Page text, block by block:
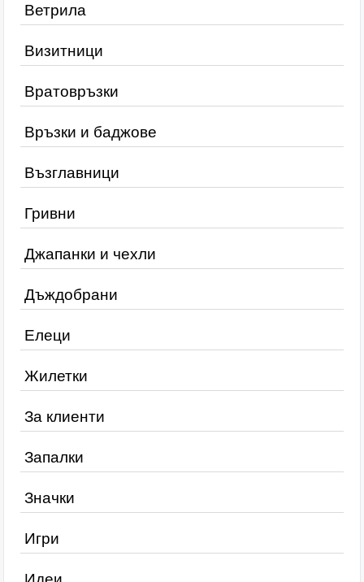
Ветрила
Визитници
Вратовръзки
Връзки и баджове
Възглавници
Гривни
Джапанки и чехли
Дъждобрани
Елеци
Жилетки
За клиенти
Запалки
Значки
Игри